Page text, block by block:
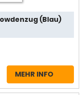
(Blau)
MEHR INFO